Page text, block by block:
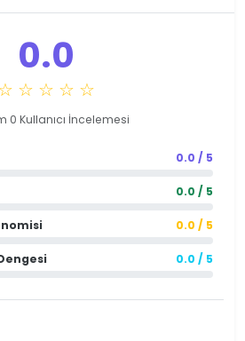
0.0
☆ ☆ ☆ ☆
0 Kullanıcı İncelemesi
0.0 / 5
0.0 / 5
0.0 / 5
0.0 / 5